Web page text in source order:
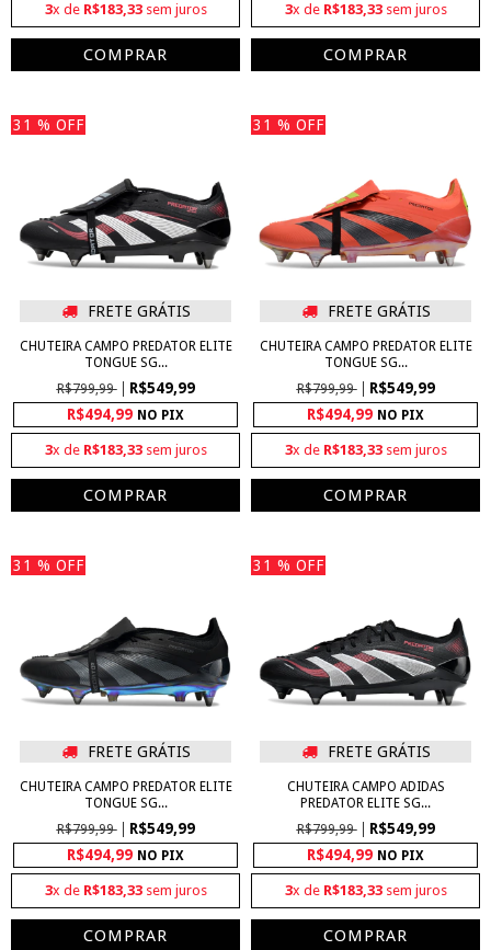
3x de R$183,33sem juros
COMPRAR
3x de R$183,33sem juros
COMPRAR
31 % OFF
FRETE GRÁTIS
CHUTEIRA CAMPO PREDATOR ELITE
TONGUE SG...
R$799,99
R$549,99
R$494,99 NO PIX
3x de R$183,33sem juros
COMPRAR
31 % OFF
FRETE GRÁTIS
CHUTEIRA CAMPO PREDATOR ELITE
TONGUE SG...
R$799,99
R$549,99
R$494,99 NO PIX
3x de R$183,33sem juros
COMPRAR
31 % OFF
FRETE GRÁTIS
CHUTEIRA CAMPO PREDATOR ELITE
TONGUE SG...
R$799,99
R$549,99
R$494,99 NO PIX
3x de R$183,33sem juros
COMPRAR
31 % OFF
FRETE GRÁTIS
CHUTEIRA CAMPO ADIDAS
PREDATOR ELITE SG...
R$799,99
R$549,99
R$494,99 NO PIX
3x de R$183,33sem juros
COMPRAR